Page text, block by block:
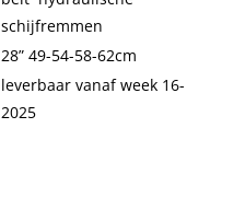
schijfremmen
28” 49-54-58-62cm
leverbaar vanaf week 16-
2025